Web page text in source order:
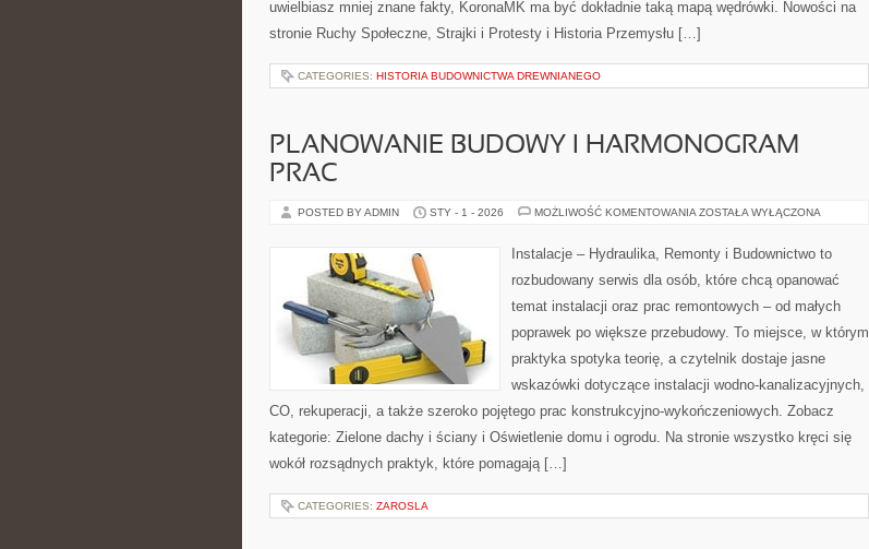
uwielbiasz mniej znane fakty, KoronaMK ma być dokładnie taką mapą wędrówki. Nowości na
stronie Ruchy Społeczne, Strajki i Protesty i Historia Przemysłu […]
CATEGORIES: HISTORIA BUDOWNICTWA DREWNIANEGO
PLANOWANIE BUDOWY I HARMONOGRAM
PRAC
POSTED BY ADMIN STY - 1 - 2026 MOŻLIWOŚĆ KOMENTOWANIA PLANOWANIE
HARMONOGRAM
PRAC
ZOSTAŁA WYŁĄCZONA
Instalacje – Hydraulika, Remonty i Budownictwo to
rozbudowany serwis dla osób, które chcą opanować
temat instalacji oraz prac remontowych – od małych
poprawek po większe przebudowy. To miejsce, w którym
praktyka spotyka teorię, a czytelnik dostaje jasne
wskazówki dotyczące instalacji wodno-kanalizacyjnych,
CO, rekuperacji, a także szeroko pojętego prac konstrukcyjno-wykończeniowych. Zobacz
kategorie: Zielone dachy i ściany i Oświetlenie domu i ogrodu. Na stronie wszystko kręci się
wokół rozsądnych praktyk, które pomagają […]
CATEGORIES: ZAROSLA